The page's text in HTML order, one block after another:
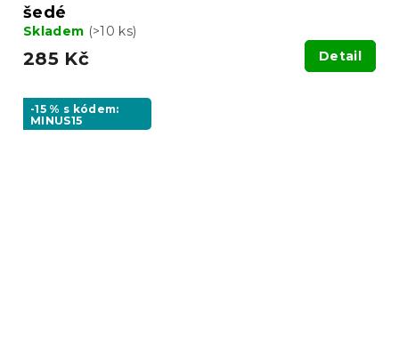
šedé
Skladem (>10 ks)
285 Kč Detail
-15 % s kódem:
MINUS15